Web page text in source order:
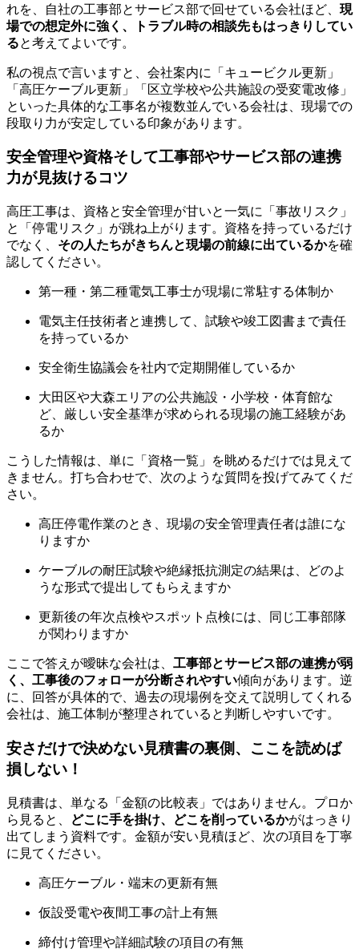
れを、自社の工事部とサービス部で回せている会社ほど、 現
場での想定外に強く、トラブル時の相談先もはっきりしてい
ると考えてよいです。
私の視点で言いますと、会社案内に「キュービクル更新」
「高圧ケーブル更新」「区立学校や公共施設の受変電改修」
といった具体的な工事名が複数並んでいる会社は、現場での
段取り力が安定している印象があります。
安全管理や資格そして工事部やサービス部の連携
力が見抜けるコツ
高圧工事は、資格と安全管理が甘いと一気に「事故リスク」
と「停電リスク」が跳ね上がります。資格を持っているだけ
でなく、 その人たちがきちんと現場の前線に出ているかを確
認してください。
第一種・第二種電気工事士が現場に常駐する体制か
電気主任技術者と連携して、試験や竣工図書まで責任
を持っているか
安全衛生協議会を社内で定期開催しているか
大田区や大森エリアの公共施設・小学校・体育館な
ど、厳しい安全基準が求められる現場の施工経験があ
るか
こうした情報は、単に「資格一覧」を眺めるだけでは見えて
きません。打ち合わせで、次のような質問を投げてみてくだ
さい。
高圧停電作業のとき、現場の安全管理責任者は誰にな
りますか
ケーブルの耐圧試験や絶縁抵抗測定の結果は、どのよ
うな形式で提出してもらえますか
更新後の年次点検やスポット点検には、同じ工事部隊
が関わりますか
ここで答えが曖昧な会社は、 工事部とサービス部の連携が弱
く、工事後のフォローが分断されやすい傾向があります。逆
に、回答が具体的で、過去の現場例を交えて説明してくれる
会社は、施工体制が整理されていると判断しやすいです。
安さだけで決めない見積書の裏側、ここを読めば
損しない！
見積書は、単なる「金額の比較表」ではありません。プロか
ら見ると、
どこに手を掛け、どこを削っているかがはっきり
出てしまう資料です。金額が安い見積ほど、次の項目を丁寧
に見てください。
高圧ケーブル・端末の更新有無
仮設受電や夜間工事の計上有無
締付け管理や詳細試験の項目の有無